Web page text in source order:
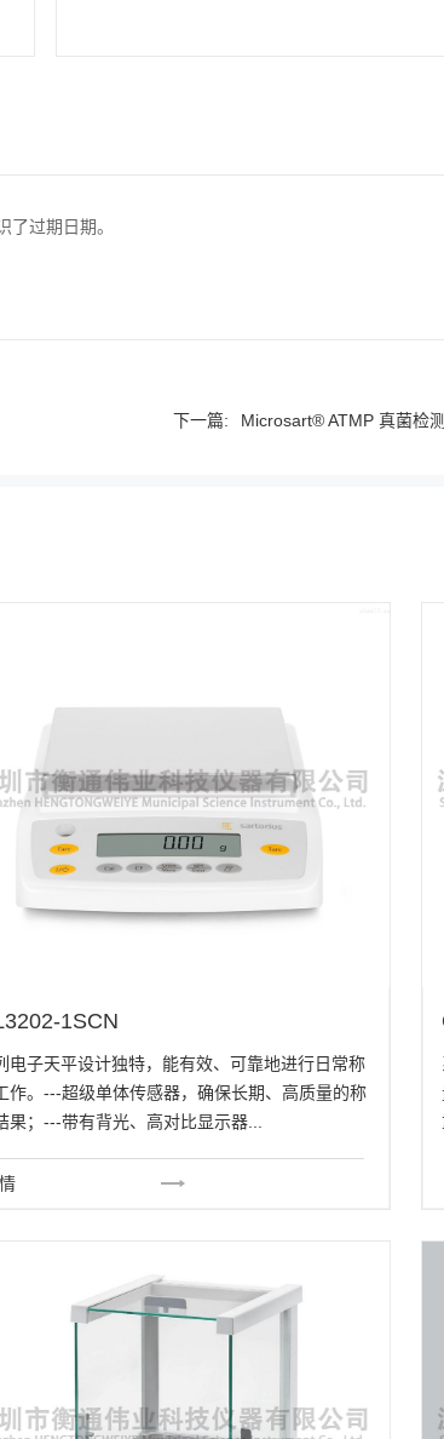
过期日期。
下一篇: Microsart® ATMP 真菌检
1SCN
电子天平设计独特，能有效、可靠地进行日常称
作。---超级单体传感器，确保长期、高质量的称
果；---带有背光、高对比显示器...